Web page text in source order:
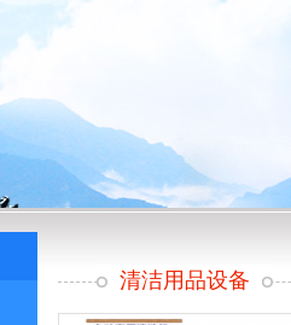
清洁用品设备